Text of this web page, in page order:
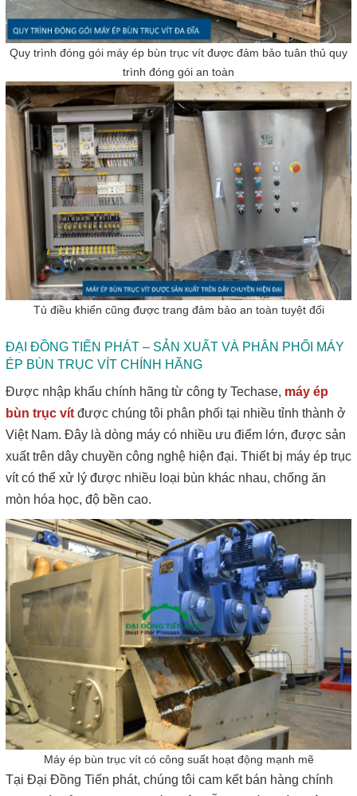
Quy trình đóng gói máy ép bùn trục vít được đảm bảo tuân thủ quy
trình đóng gói an toàn
Tủ điều khiển cũng được trang đảm bảo an toàn tuyệt đối
ĐẠI ĐỒNG TIẾN PHÁT – SẢN XUẤT VÀ PHÂN PHỐI MÁY
ÉP BÙN TRỤC VÍT CHÍNH HÃNG
Được nhập khẩu chính hãng từ công ty Techase, máy ép
bùn trục vít được chúng tôi phân phối tại nhiều tỉnh thành ở
Việt Nam. Đây là dòng máy có nhiều ưu điểm lớn, được sản
xuất trên dây chuyền công nghệ hiện đại. Thiết bị máy ép trục
vít có thể xử lý được nhiều loại bùn khác nhau, chống ăn
mòn hóa học, độ bền cao.
Máy ép bùn trục vít có công suất hoạt động mạnh mẽ
Tại Đại Đồng Tiến phát, chúng tôi cam kết bán hàng chính